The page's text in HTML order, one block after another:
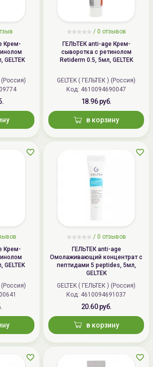
Крем-
GELTEK
(Россия)
/ 0 отзывов
ГЕЛЬТЕК anti-age Крем-
сыворотка с ретинолом
Retiderm 0.5, 5мл, GELTEK
GELTEK ( ГЕЛЬТЕК ) (Россия)
Код: 4610094690047
18.96 руб.
в корзину
Крем-
GELTEK
(Россия)
/ 0 отзывов
ГЕЛЬТЕК anti-age
Омолаживающий концентрат с
пептидами 5 peptides, 5мл,
GELTEK
GELTEK ( ГЕЛЬТЕК ) (Россия)
Код: 4610094691037
20.60 руб.
в корзину